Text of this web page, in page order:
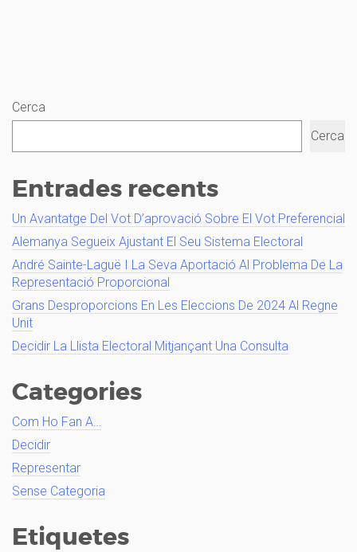
Cerca
Cerca
Entrades recents
Un Avantatge Del Vot D’aprovació Sobre El Vot Preferencial
Alemanya Segueix Ajustant El Seu Sistema Electoral
André Sainte-Laguë I La Seva Aportació Al Problema De La
Representació Proporcional
Grans Desproporcions En Les Eleccions De 2024 Al Regne
Unit
Decidir La Llista Electoral Mitjançant Una Consulta
Categories
Com Ho Fan A…
Decidir
Representar
Sense Categoria
Etiquetes